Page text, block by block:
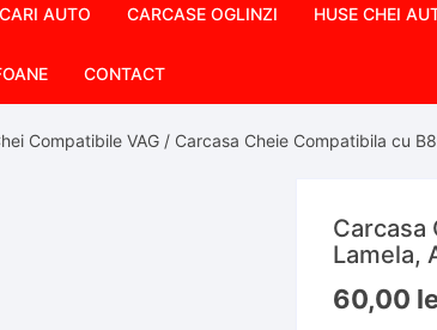
AUTO CARCASE OGLINZI HUSE CHEI
CONTACT
Compatibile VAG / Carcasa Cheie Compatibila cu
Carcasa
Lamela,
60,00